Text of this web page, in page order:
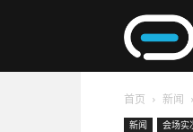
首页 新闻
新闻 会场实